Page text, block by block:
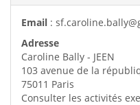
Email :
Adresse
Caroline Bally - JEEN
103 avenue de la
75011 Paris
Consulter les activités